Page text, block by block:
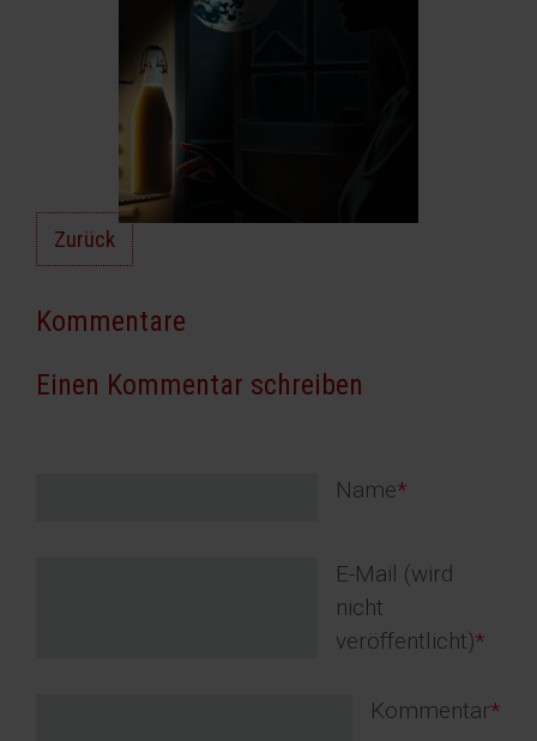
Zurück
Kommentare
Einen Kommentar schreiben
Pflichtfeld
Name*
Pflichtfeld
E-Mail (wird
nicht
veröffentlicht)*
Pflichtfeld
Kommentar*